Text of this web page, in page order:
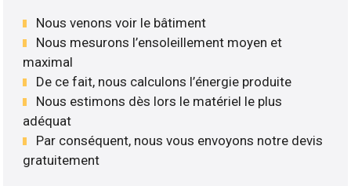
Nous venons voir le bâtiment
Nous mesurons l’ensoleillement moyen et
maximal
De ce fait, nous calculons l’énergie produite
Nous estimons dès lors le matériel le plus
adéquat
Par conséquent, nous vous envoyons notre devis
gratuitement